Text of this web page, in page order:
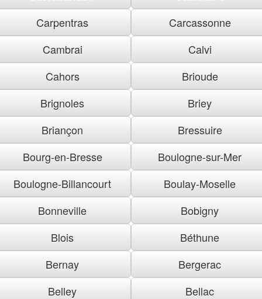
Carpentras
Carcassonne
Cambrai
Calvi
Cahors
Brioude
Brignoles
Briey
Briançon
Bressuire
Bourg-en-Bresse
Boulogne-sur-Mer
Boulogne-Billancourt
Boulay-Moselle
Bonneville
Bobigny
Blois
Béthune
Bernay
Bergerac
Belley
Bellac